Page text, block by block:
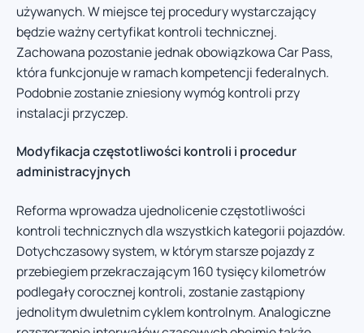
używanych. W miejsce tej procedury wystarczający
będzie ważny certyfikat kontroli technicznej.
Zachowana pozostanie jednak obowiązkowa Car Pass,
która funkcjonuje w ramach kompetencji federalnych.
Podobnie zostanie zniesiony wymóg kontroli przy
instalacji przyczep.
Modyfikacja częstotliwości kontroli i procedur
administracyjnych
Reforma wprowadza ujednolicenie częstotliwości
kontroli technicznych dla wszystkich kategorii pojazdów.
Dotychczasowy system, w którym starsze pojazdy z
przebiegiem przekraczającym 160 tysięcy kilometrów
podlegały corocznej kontroli, zostanie zastąpiony
jednolitym dwuletnim cyklem kontrolnym. Analogiczne